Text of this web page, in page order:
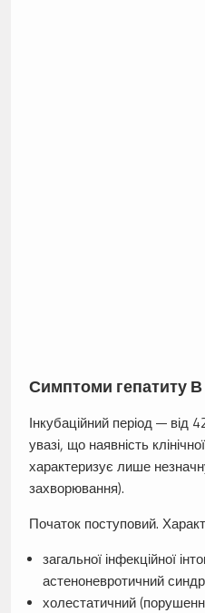
Симптоми гепатиту В
Інкубаційний період — від
увазі, що наявність
характеризує лише
захворювання).
Початок поступовий.
загальної інфекційної
астеноневротичний
холестатичний